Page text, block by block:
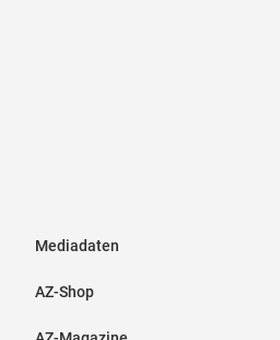
Mediadaten
AZ-Shop